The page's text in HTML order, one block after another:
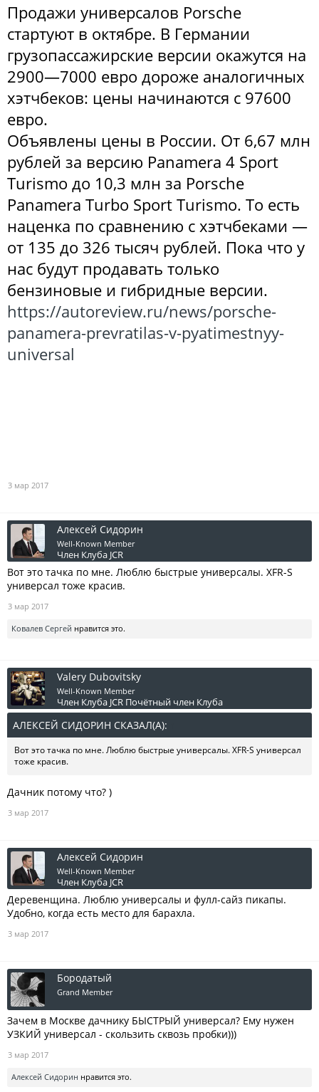
Продажи универсалов Porsche
стартуют в октябре. В Германии
грузопассажирские версии окажутся на
2900—7000 евро дороже аналогичных
хэтчбеков: цены начинаются с 97600
евро.
Объявлены цены в России. От 6,67 млн
рублей за версию Panamera 4 Sport
Turismo до 10,3 млн за Porsche
Panamera Turbo Sport Turismo. То есть
наценка по сравнению с хэтчбеками —
от 135 до 326 тысяч рублей. Пока что у
нас будут продавать только
бензиновые и гибридные версии.
https://autoreview.ru/news/porsche-
panamera-prevratilas-v-pyatimestnyy-
universal
3 мар 2017
Алексей Сидорин
Well-Known Member
Член Клуба JCR
Вот это тачка по мне. Люблю быстрые универсалы. XFR-S
универсал тоже красив.
3 мар 2017
Ковалев Сергей нравится это.
Valery Dubovitsky
Well-Known Member
Член Клуба JCR Почётный член Клуба
АЛЕКСЕЙ СИДОРИН СКАЗАЛ(А):
Вот это тачка по мне. Люблю быстрые универсалы. XFR-S универсал
тоже красив.
Дачник потому что? )
3 мар 2017
Алексей Сидорин
Well-Known Member
Член Клуба JCR
Деревенщина. Люблю универсалы и фулл-сайз пикапы.
Удобно, когда есть место для барахла.
3 мар 2017
Бородатый
Grand Member
Зачем в Москве дачнику БЫСТРЫЙ универсал? Ему нужен
УЗКИЙ универсал - скользить сквозь пробки)))
3 мар 2017
Алексей Сидорин нравится это.